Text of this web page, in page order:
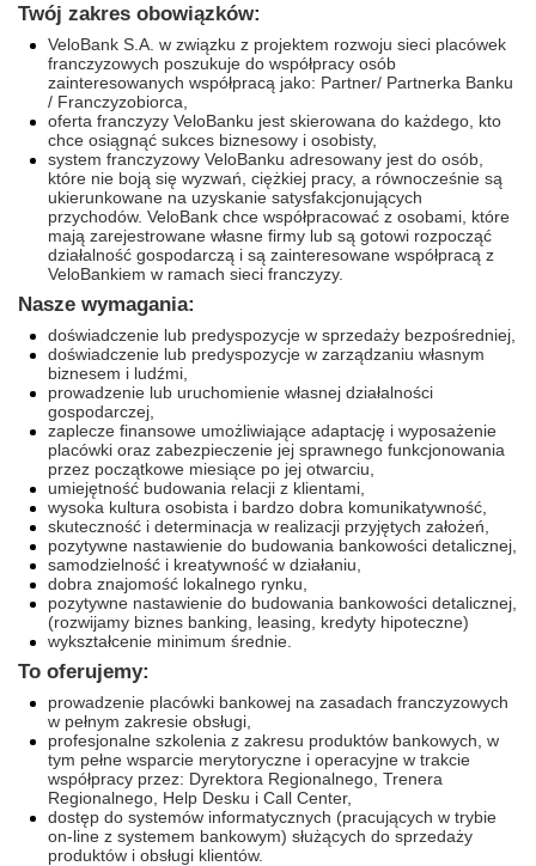
Twój zakres obowiązków:
VeloBank S.A. w związku z projektem rozwoju sieci placówek
franczyzowych poszukuje do współpracy osób
zainteresowanych współpracą jako: Partner/ Partnerka Banku
/ Franczyzobiorca,
oferta franczyzy VeloBanku jest skierowana do każdego, kto
chce osiągnąć sukces biznesowy i osobisty,
system franczyzowy VeloBanku adresowany jest do osób,
które nie boją się wyzwań, ciężkiej pracy, a równocześnie są
ukierunkowane na uzyskanie satysfakcjonujących
przychodów. VeloBank chce współpracować z osobami, które
mają zarejestrowane własne firmy lub są gotowi rozpocząć
działalność gospodarczą i są zainteresowane współpracą z
VeloBankiem w ramach sieci franczyzy.
Nasze wymagania:
doświadczenie lub predyspozycje w sprzedaży bezpośredniej,
doświadczenie lub predyspozycje w zarządzaniu własnym
biznesem i ludźmi,
prowadzenie lub uruchomienie własnej działalności
gospodarczej,
zaplecze finansowe umożliwiające adaptację i wyposażenie
placówki oraz zabezpieczenie jej sprawnego funkcjonowania
przez początkowe miesiące po jej otwarciu,
umiejętność budowania relacji z klientami,
wysoka kultura osobista i bardzo dobra komunikatywność,
skuteczność i determinacja w realizacji przyjętych założeń,
pozytywne nastawienie do budowania bankowości detalicznej,
samodzielność i kreatywność w działaniu,
dobra znajomość lokalnego rynku,
pozytywne nastawienie do budowania bankowości detalicznej,
(rozwijamy biznes banking, leasing, kredyty hipoteczne)
wykształcenie minimum średnie.
To oferujemy:
prowadzenie placówki bankowej na zasadach franczyzowych
w pełnym zakresie obsługi,
profesjonalne szkolenia z zakresu produktów bankowych, w
tym pełne wsparcie merytoryczne i operacyjne w trakcie
współpracy przez: Dyrektora Regionalnego, Trenera
Regionalnego, Help Desku i Call Center,
dostęp do systemów informatycznych (pracujących w trybie
on-line z systemem bankowym) służących do sprzedaży
produktów i obsługi klientów.